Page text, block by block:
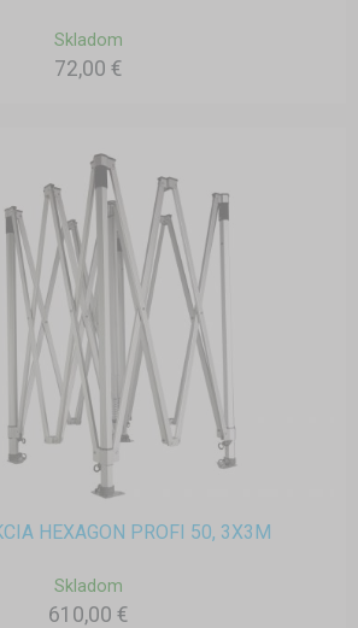
Skladom
72,00 €
HEXAGON PROFI 50, 3X3M
Skladom
610,00 €